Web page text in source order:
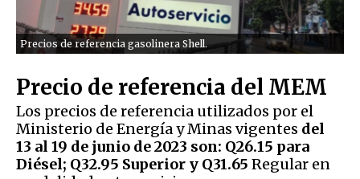
Precios de referencia gasolinera Shell.
Precio de referencia del MEM
Los precios de referencia utilizados por el
Ministerio de Energía y Minas vigentes del
13 al 19 de junio de 2023 son: Q26.15 para
Diésel; Q32.95 Superior y Q31.65 Regular en